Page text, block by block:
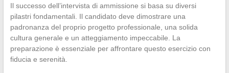
Il successo dell’intervista di ammissione si basa su diversi
pilastri fondamentali. Il candidato deve dimostrare una
padronanza del proprio progetto professionale, una solida
cultura generale e un atteggiamento impeccabile. La
preparazione è essenziale per affrontare questo esercizio con
fiducia e serenità.